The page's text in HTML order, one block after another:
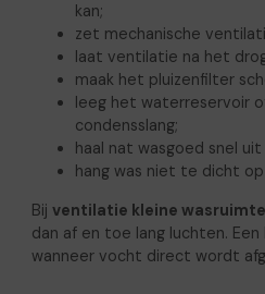
kan;
zet mechanische
laat ventilatie na het
maak het pluizenfilter
leeg het waterreservoir
condensslang;
haal nat wasgoed snel
hang was niet te dicht op
Bij ventilatie kleine wasruimte
dan af en toe lang luchten.
wanneer vocht direct wordt